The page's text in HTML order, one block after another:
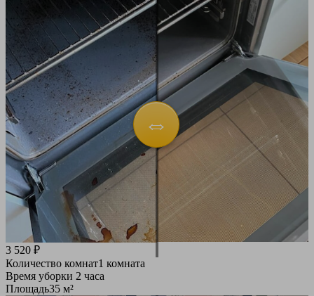
3 520 ₽
Количество комнат1 комната
Время уборки 2 часа
Площадь35 м²